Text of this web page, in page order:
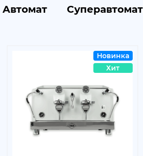
Автомат
Новинка
Хит